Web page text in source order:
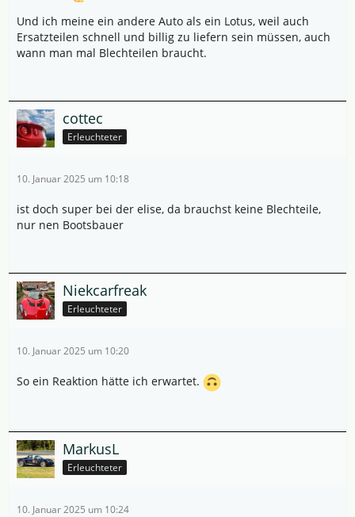
Und ich meine ein andere Auto als ein Lotus, weil auch
Ersatzteilen schnell und billig zu liefern sein müssen, auch
wann man mal Blechteilen braucht.
cottec
Erleuchteter
10. Januar 2025 um 10:18
ist doch super bei der elise, da brauchst keine Blechteile,
nur nen Bootsbauer
Niekcarfreak
Erleuchteter
10. Januar 2025 um 10:20
So ein Reaktion hätte ich erwartet.
MarkusL
Erleuchteter
10. Januar 2025 um 10:24